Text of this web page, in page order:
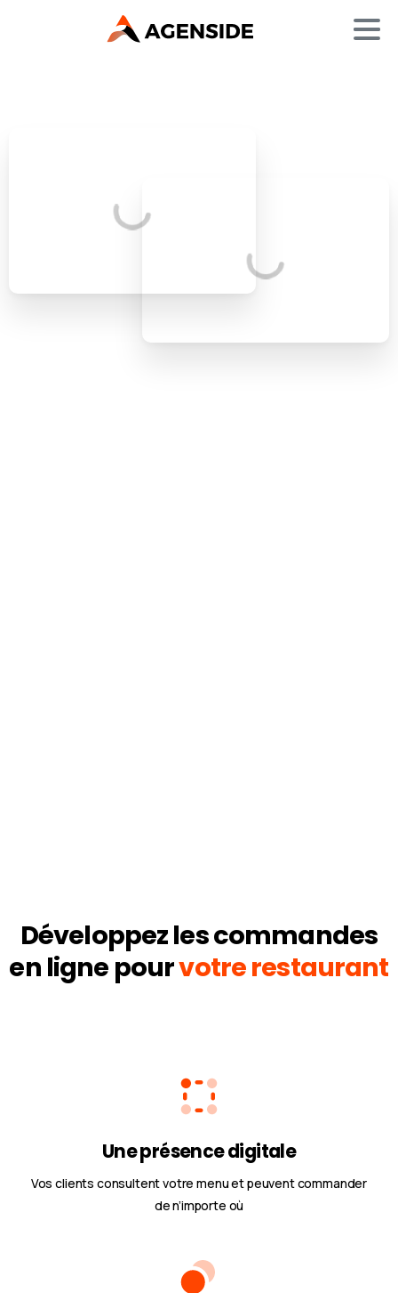
Développez les commandes
en ligne pourvotre restaurant
Une présence digitale
Vos clients consultent votre menu et peuvent commander
de n’importe où